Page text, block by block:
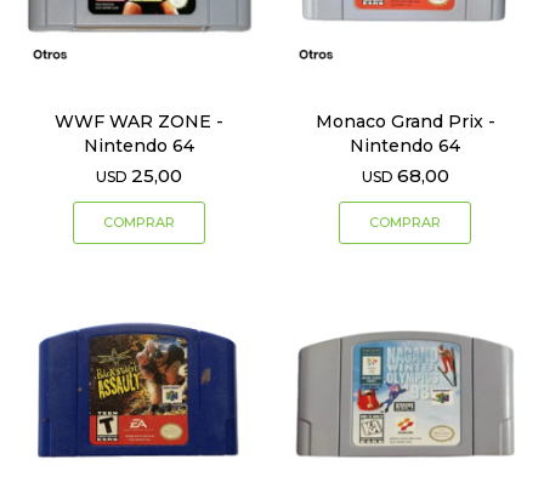
WWF WAR ZONE -
Nintendo 64
USD 25,00
Monaco Grand Prix -
Nintendo 64
USD 68,00